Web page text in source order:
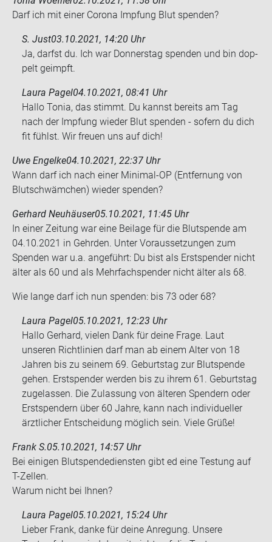
Darf ich mit einer Co­ro­na Imp­fung Blut spen­den?
S. Just03.10.2021, 14:20 Uhr
Ja, darfst du. Ich war Don­ners­tag spen­den und bin dop­
pelt ge­impft.
Laura Pagel04.10.2021, 08:41 Uhr
Hallo Tonia, das stimmt. Du kannst bereits am Tag
nach der Impfung wieder Blut spenden - sofern du dich
fit fühlst. Wir freuen uns auf dich!
Uwe Engelke04.10.2021, 22:37 Uhr
Wann darf ich nach einer Minimal-​OP (Ent­fer­nung von
Blut­schwäm­chen) wie­der spen­den?
Gerhard Neuhäuser05.10.2021, 11:45 Uhr
In einer Zei­tung war eine Bei­la­ge für die Blut­spen­de am
04.10.2021 in Gehr­den. Unter Vor­aus­set­zun­gen zum
Spen­den war u.a. an­ge­führt: Du bist als Erst­spen­der nicht
älter als 60 und als Mehr­fach­spen­der nicht älter als 68.
Wie lange darf ich nun spen­den: bis 73 oder 68?
Laura Pagel05.10.2021, 12:23 Uhr
Hallo Gerhard, vielen Dank für deine Frage. Laut
unseren Richtlinien darf man ab einem Alter von 18
Jahren bis zu seinem 69. Geburtstag zur Blutspende
gehen. Erstspender werden bis zu ihrem 61. Geburtstag
zugelassen. Die Zulassung von älteren Spendern oder
Erstspendern über 60 Jahre, kann nach individueller
ärztlicher Entscheidung möglich sein. Viele Grüße!
Frank S.05.10.2021, 14:57 Uhr
Bei ei­ni­gen Blut­spen­de­diens­ten gibt ed eine Tes­tung auf
T-​Zellen.
Warum nicht bei Ihnen?
Laura Pagel05.10.2021, 15:24 Uhr
Lieber Frank, danke für deine Anregung. Unsere